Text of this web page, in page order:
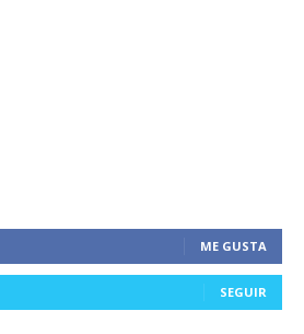
ME GUSTA
SEGUIR